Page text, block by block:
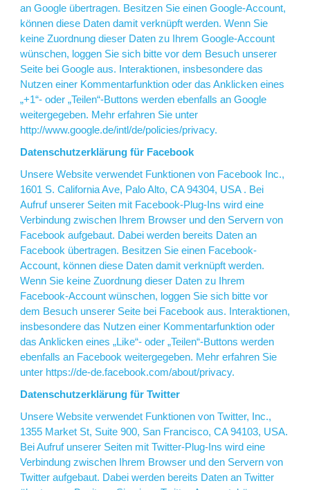
an Google übertragen. Besitzen Sie einen Google-Account,
können diese Daten damit verknüpft werden. Wenn Sie
keine Zuordnung dieser Daten zu Ihrem Google-Account
wünschen, loggen Sie sich bitte vor dem Besuch unserer
Seite bei Google aus. Interaktionen, insbesondere das
Nutzen einer Kommentarfunktion oder das Anklicken eines
„+1“- oder „Teilen“-Buttons werden ebenfalls an Google
weitergegeben. Mehr erfahren Sie unter
http://www.google.de/intl/de/policies/privacy.
Datenschutzerklärung für Facebook
Unsere Website verwendet Funktionen von Facebook Inc.,
1601 S. California Ave, Palo Alto, CA 94304, USA . Bei
Aufruf unserer Seiten mit Facebook-Plug-Ins wird eine
Verbindung zwischen Ihrem Browser und den Servern von
Facebook aufgebaut. Dabei werden bereits Daten an
Facebook übertragen. Besitzen Sie einen Facebook-
Account, können diese Daten damit verknüpft werden.
Wenn Sie keine Zuordnung dieser Daten zu Ihrem
Facebook-Account wünschen, loggen Sie sich bitte vor
dem Besuch unserer Seite bei Facebook aus. Interaktionen,
insbesondere das Nutzen einer Kommentarfunktion oder
das Anklicken eines „Like“- oder „Teilen“-Buttons werden
ebenfalls an Facebook weitergegeben. Mehr erfahren Sie
unter https://de-de.facebook.com/about/privacy.
Datenschutzerklärung für Twitter
Unsere Website verwendet Funktionen von Twitter, Inc.,
1355 Market St, Suite 900, San Francisco, CA 94103, USA.
Bei Aufruf unserer Seiten mit Twitter-Plug-Ins wird eine
Verbindung zwischen Ihrem Browser und den Servern von
Twitter aufgebaut. Dabei werden bereits Daten an Twitter